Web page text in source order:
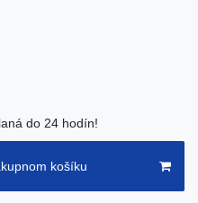
do 24 hodín!
košíku